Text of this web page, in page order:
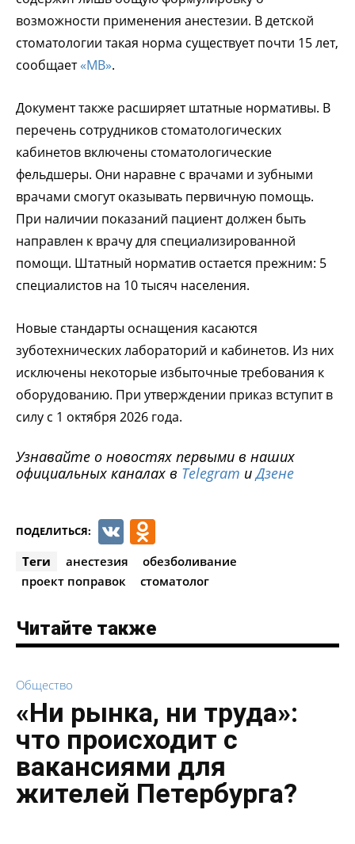
возможности применения анестезии. В детской
стоматологии такая норма существует почти 15 лет,
сообщает«МВ».
Документ также расширяет штатные нормативы. В
перечень сотрудников стоматологических
кабинетов включены стоматологические
фельдшеры. Они наравне с врачами и зубными
врачами смогут оказывать первичную помощь.
При наличии показаний пациент должен быть
направлен к врачу для специализированной
помощи. Штатный норматив остается прежним: 5
специалистов на 10 тысяч населения.
Новые стандарты оснащения касаются
зуботехнических лабораторий и кабинетов. Из них
исключены некоторые избыточные требования к
оборудованию. При утверждении приказ вступит в
силу с 1 октября 2026 года.
Узнавайте о новостях первыми в наших
официальных каналах в Telegram иДзене
ПОДЕЛИТЬСЯ: VK
Теги анестезия
обезболивание
проект поправок
стоматолог
Читайте также
Общество
«Ни рынка, ни труда»:
что происходит с
вакансиями для
жителей Петербурга?